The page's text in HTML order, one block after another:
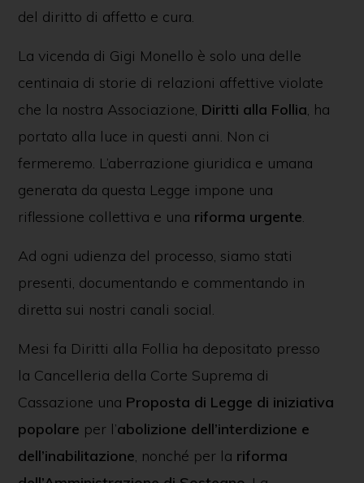
del diritto di affetto e cura.
La vicenda di Gigi Monello è solo una delle
centinaia di storie di relazioni affettive violate
che la nostra Associazione, Diritti alla Follia, ha
portato alla luce in questi anni. Non ci
fermeremo. L’aberrazione giuridica e umana
generata da questa Legge impone una
riflessione collettiva e una riforma urgente.
Ad ogni udienza del processo, siamo stati
presenti, documentando e commentando in
diretta sui nostri canali social.
Mesi fa Diritti alla Follia ha depositato presso
la Cancelleria della Corte Suprema di
Cassazione una Proposta di Legge di iniziativa
popolare per l’abolizione dell’interdizione e
dell’inabilitazione, nonché per la riforma